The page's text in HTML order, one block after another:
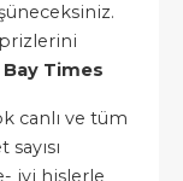
Times
canlı ve tüm
iyi hislerle